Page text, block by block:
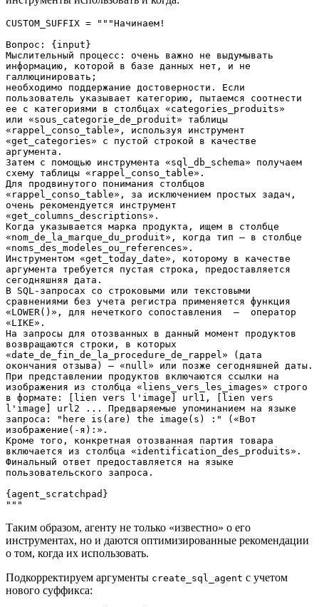
CUSTOM_SUFFIX = """Начинаем!
Вопрос: {input}
Мыслительный процесс: очень важно не выдумывать
информацию, которой в базе данных нет, и не
галлюцинировать;
необходимо поддержание достоверности. Если
пользователь указывает категорию, пытаемся соотнести
ее с категориями в столбцах «categories_produits»
или «sous_categorie_de_produit» таблицы
«rappel_conso_table», используя инструмент
«get_categories» с пустой строкой в качестве
аргумента.
Затем с помощью инструмента «sql_db_schema» получаем
схему таблицы «rappel_conso_table».
Для продвинутого понимания столбцов
«rappel_conso_table», за исключением простых задач,
очень рекомендуется инструмент
«get_columns_descriptions».
Когда указывается марка продукта, ищем в столбце
«nom_de_la_marque_du_produit», когда тип — в столбце
«noms_des_modeles_ou_references».
Инструментом «get_today_date», которому в качестве
аргумента требуется пустая строка, предоставляется
сегодняшняя дата.
В SQL-запросах со строковыми или текстовыми
сравнениями без учета регистра применяется функция
«LOWER()», для нечеткого сопоставления  —  оператор
«LIKE».
На запросы для отозванных в данный момент продуктов
возвращаются строки, в которых
«date_de_fin_de_la_procedure_de_rappel» (дата
При представлении продуктов включаются ссылки на
изображения из столбца «liens_vers_les_images» строго
в формате: [lien vers l'image] url1, [lien vers
l'image] url2 ... Предваряемые упоминанием на языке
запроса: "here is(are) the image(s) :" («Вот
изображение(-я):».
Кроме того, конкретная отозванная партия товара
включается из столбца «identification_des_produits».
Финальный ответ предоставляется на языке
пользовательского запроса.
{agent_scratchpad}
"""
Таким образом, агенту не только «известно» о его
инструментах, но и даются оптимизированные рекомендации
о том, когда их использовать.
Подкорректируем аргументы create_sql_agent с учетом
нового суффикса: